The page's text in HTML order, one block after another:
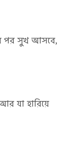
পর সুখ আসবে,
যা হারিয়ে